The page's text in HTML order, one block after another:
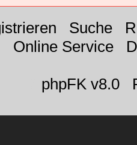
Suche|
Online Service|
phpFK v8.0